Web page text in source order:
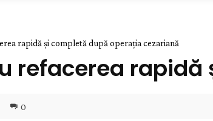
rapidă și completă după operația cezariană
refacerea
0